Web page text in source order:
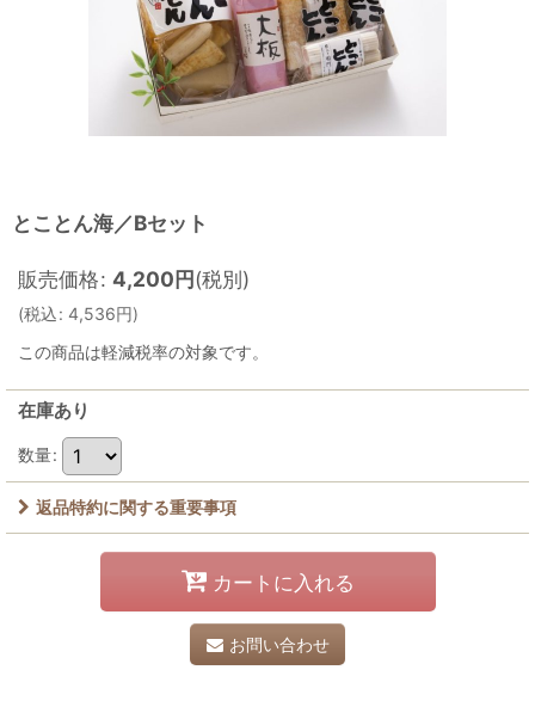
とことん海／Bセット
販売価格: 4,200円(税別)
(税込: 4,536円)
この商品は軽減税率の対象です。
在庫あり
数量:
返品特約に関する重要事項
カートに入れる
お問い合わせ